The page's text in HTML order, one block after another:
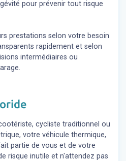
pour prévenir tout risque
prestations selon votre besoin
rapidement et selon
intermédiaires ou
cycliste traditionnel ou
votre véhicule thermique,
partie de vous et de votre
risque inutile et n'attendez pas